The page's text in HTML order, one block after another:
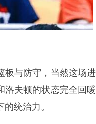
板与防守，当然这场进
洛夫顿的状态完全回暖
统治力。